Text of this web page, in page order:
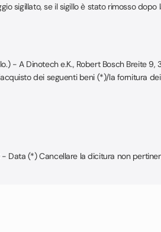
sigillato, se il sigillo è stato rimosso dopo
A Dinotech e.K., Robert Bosch Breite
dei seguenti beni (*)/la fornitura
Data (*) Cancellare la dicitura non